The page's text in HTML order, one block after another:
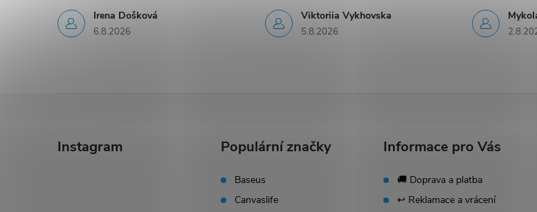
Irena Došková
6.8.2026
Viktoriia Vykhovska
5.8.2026
Instagram Populární značky
Baseus
Canvaslife
Informace pro Vás
🚚 Doprava a platba
↩️ Reklamace a vrácení